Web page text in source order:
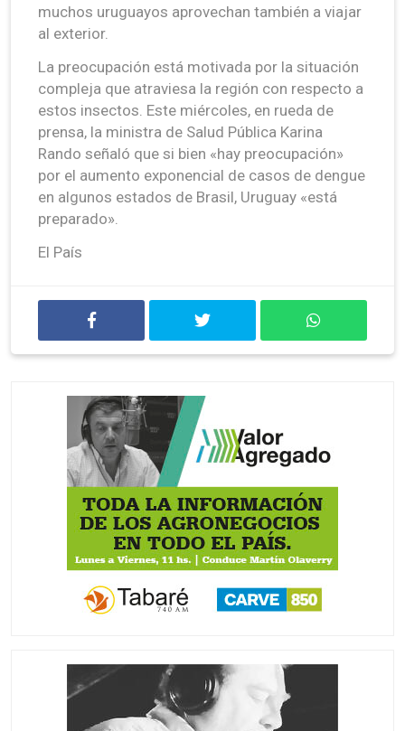
muchos uruguayos aprovechan también a viajar
al exterior.
La preocupación está motivada por la situación
compleja que atraviesa la región con respecto a
estos insectos. Este miércoles, en rueda de
prensa, la ministra de Salud Pública Karina
Rando señaló que si bien «hay preocupación»
por el aumento exponencial de casos de dengue
en algunos estados de Brasil, Uruguay «está
preparado».
El País